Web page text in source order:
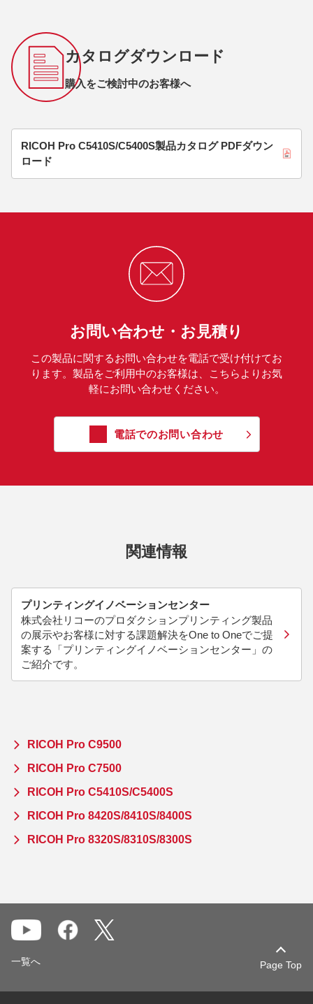
カタログダウンロード
購入をご検討中のお客様へ
RICOH Pro C5410S/C5400S製品カタログ PDFダウン
ロード
お問い合わせ・お見積り
この製品に関するお問い合わせを電話で受け付けてお
ります。製品をご利用中のお客様は、こちらよりお気
軽にお問い合わせください。
電話でのお問い合わせ
関連情報
プリンティングイノベーションセンター
株式会社リコーのプロダクションプリンティング製品
の展示やお客様に対する課題解決をOne to Oneでご提
案する「プリンティングイノベーションセンター」の
ご紹介です。
RICOH Pro C9500
RICOH Pro C7500
RICOH Pro C5410S/C5400S
RICOH Pro 8420S/8410S/8400S
RICOH Pro 8320S/8310S/8300S
Page Top
一覧へ